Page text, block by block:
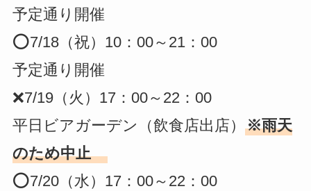
予定通り開催
⭕️7/18（祝）10：00～21：00
予定通り開催
❌7/19（火）17：00～22：00
平日ビアガーデン（飲食店出店） ※雨天
のため中止
⭕️7/20（水）17：00～22：00